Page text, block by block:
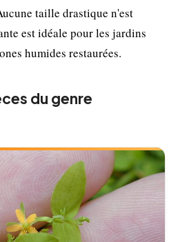
taille drastique n'est
est idéale pour les jardins
humides restaurées.
du genre